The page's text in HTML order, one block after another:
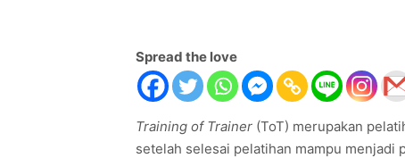
Spread the love
Training of Trainer (ToT) merupakan
setelah selesai pelatihan mampu menjadi